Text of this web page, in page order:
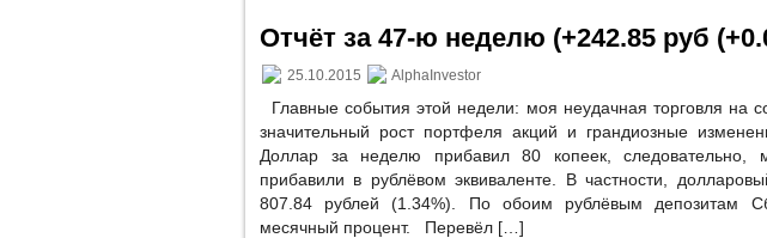
Отчёт за 47-ю неделю (+242.85 руб
25.10.2015 AlphaInvestor
Главные события этой недели: моя неудачная торговля на
значительный рост портфеля акций и грандиозные
Доллар за неделю прибавил 80 копеек, следовательно,
прибавили в рублёвом эквиваленте. В частности,
807.84 рублей (1.34%). По обоим рублёвым депозитам
месячный процент. Перевёл […]